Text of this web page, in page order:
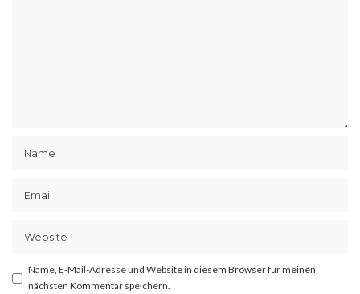
Name, E-Mail-Adresse und Website in diesem Browser für meinen
nächsten Kommentar speichern.